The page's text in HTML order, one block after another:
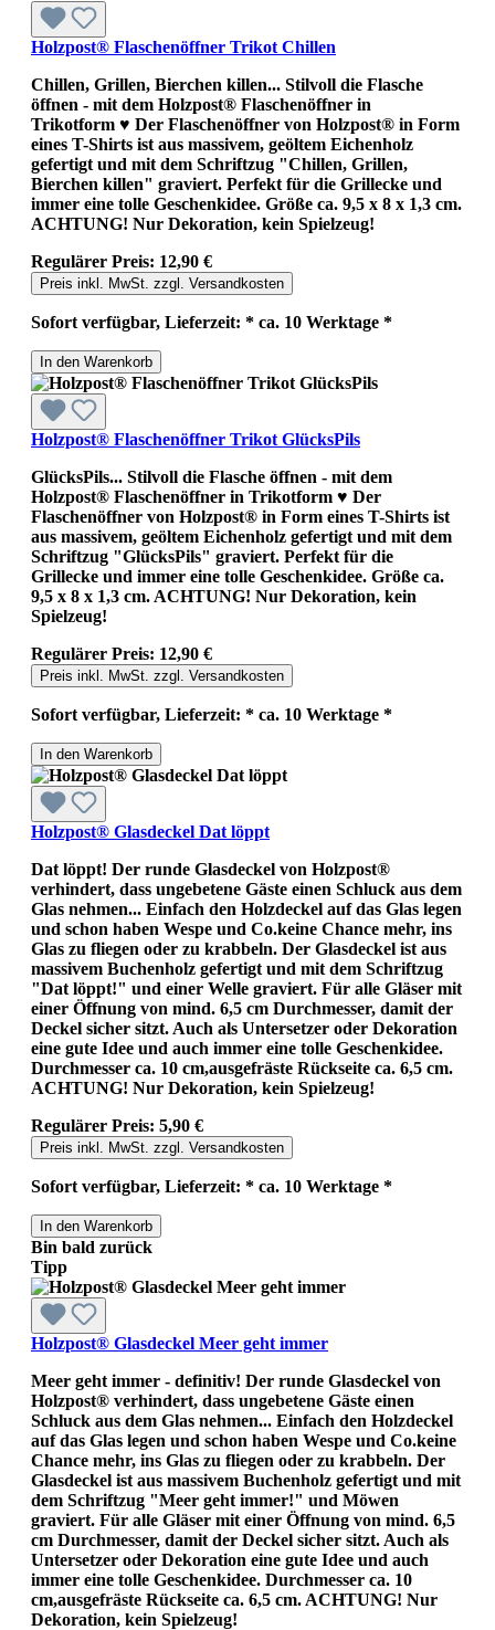
Holzpost® Flaschenöffner Trikot Chillen
Chillen, Grillen, Bierchen killen... Stilvoll die Flasche
öffnen - mit dem Holzpost® Flaschenöffner in
Trikotform ♥ Der Flaschenöffner von Holzpost® in Form
eines T-Shirts ist aus massivem, geöltem Eichenholz
gefertigt und mit dem Schriftzug "Chillen, Grillen,
Bierchen killen" graviert. Perfekt für die Grillecke und
immer eine tolle Geschenkidee. Größe ca. 9,5 x 8 x 1,3 cm.
ACHTUNG! Nur Dekoration, kein Spielzeug!
Regulärer Preis: 12,90 €
Preis inkl. MwSt. zzgl. Versandkosten
Sofort verfügbar, Lieferzeit: * ca. 10 Werktage *
In den Warenkorb
Holzpost® Flaschenöffner Trikot GlücksPils
GlücksPils... Stilvoll die Flasche öffnen - mit dem
Holzpost® Flaschenöffner in Trikotform ♥ Der
Flaschenöffner von Holzpost® in Form eines T-Shirts ist
aus massivem, geöltem Eichenholz gefertigt und mit dem
Schriftzug "GlücksPils" graviert. Perfekt für die
Grillecke und immer eine tolle Geschenkidee. Größe ca.
9,5 x 8 x 1,3 cm. ACHTUNG! Nur Dekoration, kein
Spielzeug!
Regulärer Preis: 12,90 €
Preis inkl. MwSt. zzgl. Versandkosten
Sofort verfügbar, Lieferzeit: * ca. 10 Werktage *
In den Warenkorb
Holzpost® Glasdeckel Dat löppt
Dat löppt! Der runde Glasdeckel von Holzpost®
verhindert, dass ungebetene Gäste einen Schluck aus dem
Glas nehmen... Einfach den Holzdeckel auf das Glas legen
und schon haben Wespe und Co.keine Chance mehr, ins
Glas zu fliegen oder zu krabbeln. Der Glasdeckel ist aus
massivem Buchenholz gefertigt und mit dem Schriftzug
"Dat löppt!" und einer Welle graviert. Für alle Gläser mit
einer Öffnung von mind. 6,5 cm Durchmesser, damit der
Deckel sicher sitzt. Auch als Untersetzer oder Dekoration
eine gute Idee und auch immer eine tolle Geschenkidee.
Durchmesser ca. 10 cm,ausgefräste Rückseite ca. 6,5 cm.
ACHTUNG! Nur Dekoration, kein Spielzeug!
Regulärer Preis: 5,90 €
Preis inkl. MwSt. zzgl. Versandkosten
Sofort verfügbar, Lieferzeit: * ca. 10 Werktage *
In den Warenkorb
Bin bald zurück
Tipp
Holzpost® Glasdeckel Meer geht immer
Meer geht immer - definitiv! Der runde Glasdeckel von
Holzpost® verhindert, dass ungebetene Gäste einen
Schluck aus dem Glas nehmen... Einfach den Holzdeckel
auf das Glas legen und schon haben Wespe und Co.keine
Chance mehr, ins Glas zu fliegen oder zu krabbeln. Der
Glasdeckel ist aus massivem Buchenholz gefertigt und mit
dem Schriftzug "Meer geht immer!" und Möwen
graviert. Für alle Gläser mit einer Öffnung von mind. 6,5
cm Durchmesser, damit der Deckel sicher sitzt. Auch als
Untersetzer oder Dekoration eine gute Idee und auch
immer eine tolle Geschenkidee. Durchmesser ca. 10
cm,ausgefräste Rückseite ca. 6,5 cm. ACHTUNG! Nur
Dekoration, kein Spielzeug!